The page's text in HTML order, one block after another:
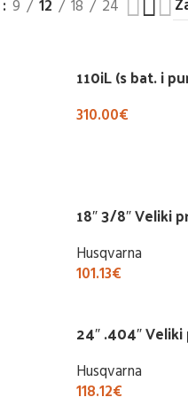
9 12 18 24
110iL (s bat. i
310.00€
18″ 3/8″ Veliki
Husqvarna
101.13€
24″ .404″
Husqvarna
118.12€